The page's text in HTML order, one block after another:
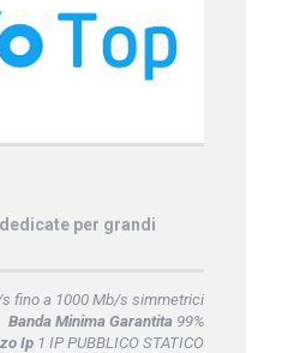
per grandi
fino a 1000 Mb/s simmetrici
Banda Minima Garantita99%
Ip1 IP PUBBLICO STATICO